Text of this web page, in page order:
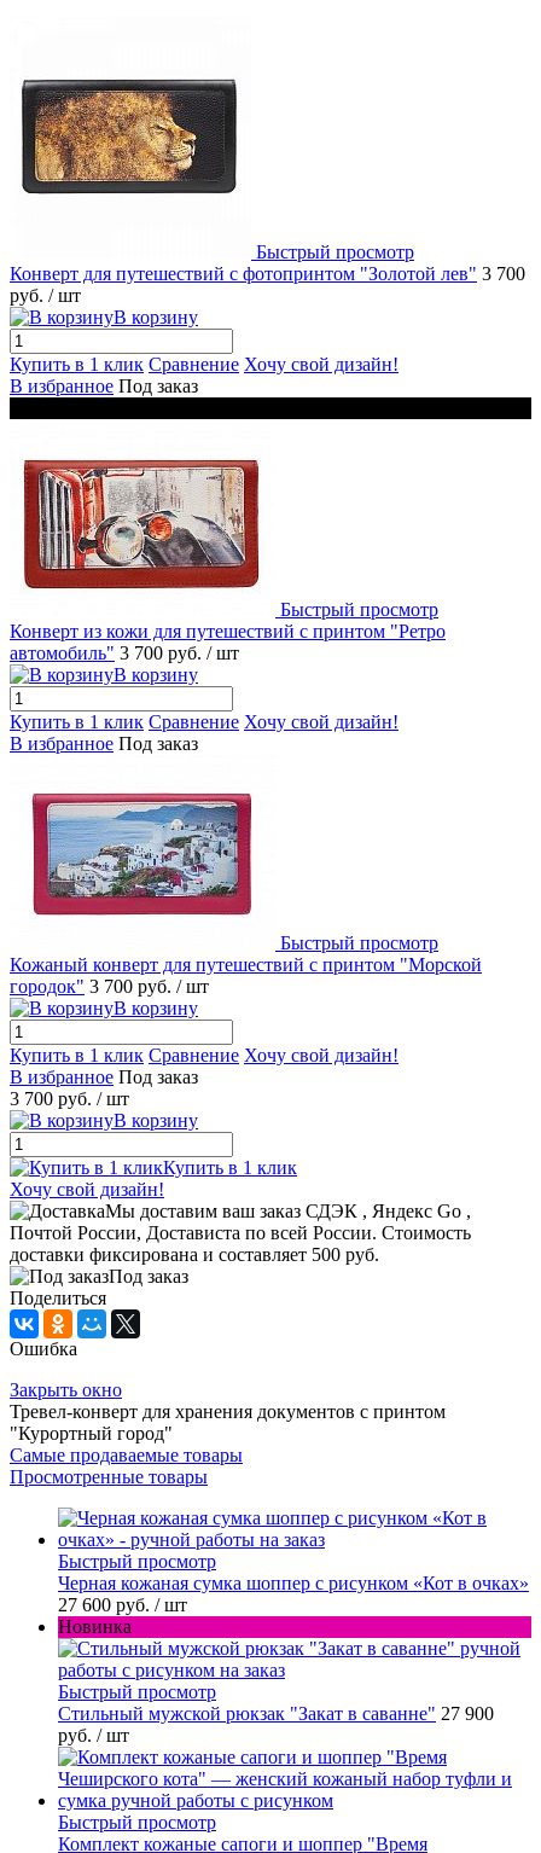
Быстрый просмотр
Конверт для путешествий с фотопринтом "Золотой лев" 3 700
руб. / шт
В корзину
Купить в 1 клик Сравнение Хочу свой дизайн!
В избранное Под заказ
Быстрый просмотр
Конверт из кожи для путешествий с принтом "Ретро
автомобиль" 3 700 руб. / шт
В корзину
Купить в 1 клик Сравнение Хочу свой дизайн!
В избранное Под заказ
Быстрый просмотр
Кожаный конверт для путешествий с принтом "Морской
городок" 3 700 руб. / шт
В корзину
Купить в 1 клик Сравнение Хочу свой дизайн!
В избранное Под заказ
3 700 руб. / шт
В корзину
Купить в 1 клик
Хочу свой дизайн!
Мы доставим ваш заказ СДЭК , Яндекс Go ,
Почтой России, Достависта по всей России. Стоимость
доставки фиксирована и составляет 500 руб.
Под заказ
Поделиться
Ошибка
Закрыть окно
Тревел-конверт для хранения документов с принтом
"Курортный город"
Самые продаваемые товары
Просмотренные товары
Быстрый просмотр
Черная кожаная сумка шоппер с рисунком «Кот в очках»
27 600 руб. / шт
Новинка
Быстрый просмотр
Стильный мужской рюкзак "Закат в саванне" 27 900
руб. / шт
Быстрый просмотр
Комплект кожаные сапоги и шоппер "Время